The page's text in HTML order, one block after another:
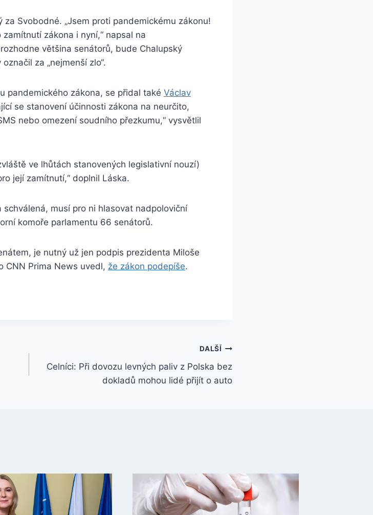
Svobodné. „Jsem proti pandemickému zákonu!
zákona i nyní,“ napsal na
většina senátorů, bude Chalupský
za „nejmenší zlo“.
pandemického zákona, se přidal také Václav
se stanovení účinnosti zákona na neurčito,
nebo omezení soudního přezkumu,“ vysvětlil
ve lhůtách stanovených legislativní nouzí)
její zamítnutí,“ doplnil Láska.
musí pro ni hlasovat nadpoloviční
komoře parlamentu 66 senátorů.
je nutný už jen podpis prezidenta Miloše
CNN Prima News uvedl, že zákon podepíše.
DALŠÍ
Celníci: Při dovozu levných paliv z Polska bez
dokladů mohou lidé přijít o auto